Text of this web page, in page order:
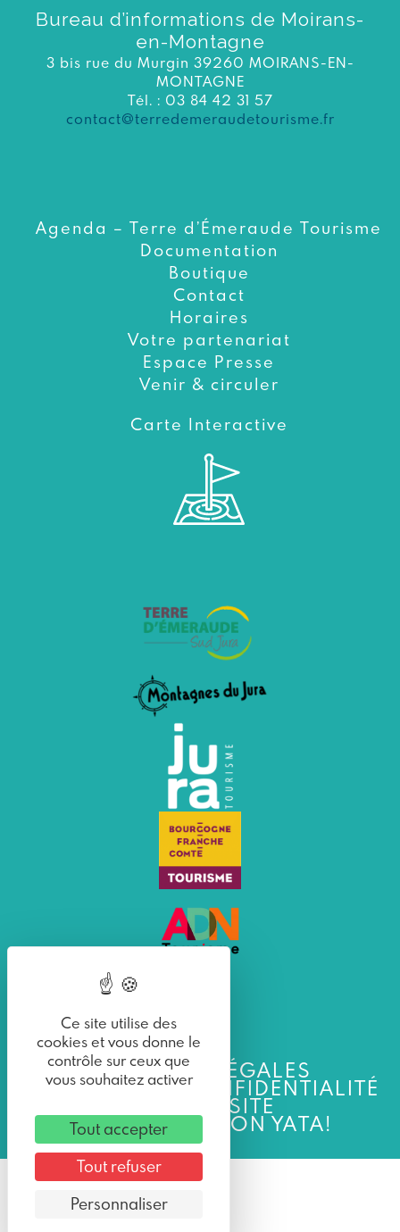
Bureau d’informations de Moirans-
en-Montagne
3 bis rue du Murgin 39260 MOIRANS-EN-
MONTAGNE
Tél. : 03 84 42 31 57
contact@terredemeraudetourisme.fr
Agenda – Terre d’Émeraude Tourisme
Documentation
Boutique
Contact
Horaires
Votre partenariat
Espace Presse
Venir & circuler
Carte Interactive
MENTIONS LÉGALES
POLITIQUE DE CONFIDENTIALITÉ
PLAN DU SITE
UNE RÉALISATION YATA!
Ce site utilise des
cookies et vous donne le
contrôle sur ceux que
vous souhaitez activer
Tout accepter
Tout refuser
Personnaliser